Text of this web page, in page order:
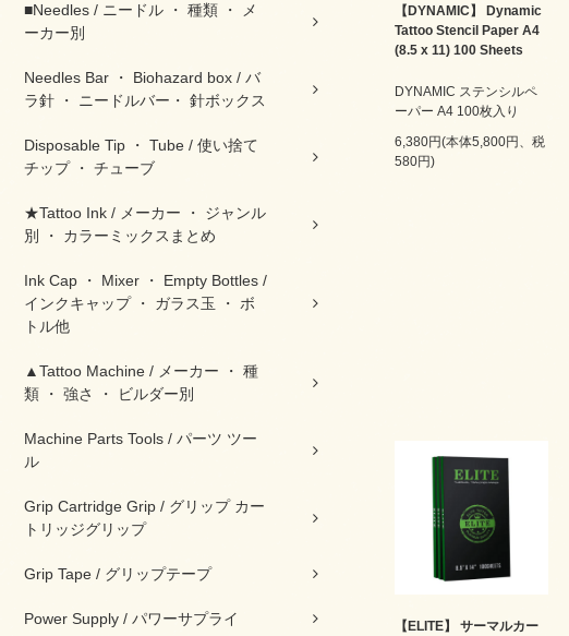
■Needles / ニードル ・ 種類 ・ メ
ーカー別
Needles Bar ・ Biohazard box / バ
ラ針 ・ ニードルバー・ 針ボックス
Disposable Tip ・ Tube / 使い捨て
チップ ・ チューブ
★Tattoo Ink / メーカー ・ ジャンル
別 ・ カラーミックスまとめ
Ink Cap ・ Mixer ・ Empty Bottles /
インクキャップ ・ ガラス玉 ・ ボ
トル他
▲Tattoo Machine / メーカー ・ 種
類 ・ 強さ ・ ビルダー別
Machine Parts Tools / パーツ ツー
ル
Grip Cartridge Grip / グリップ カー
トリッジグリップ
Grip Tape / グリップテープ
Power Supply / パワーサプライ
【DYNAMIC】 Dynamic
Tattoo Stencil Paper A4
(8.5 x 11) 100 Sheets
DYNAMIC ステンシルペ
ーパー A4 100枚入り
6,380円(本体5,800円、税
580円)
【ELITE】 サーマルカー